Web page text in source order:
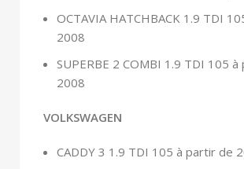
OCTAVIA HATCHBACK 1.9 TDI
2008
SUPERBE 2 COMBI 1.9 TDI 105
2008
VOLKSWAGEN
CADDY 3 1.9 TDI 105 à partir de